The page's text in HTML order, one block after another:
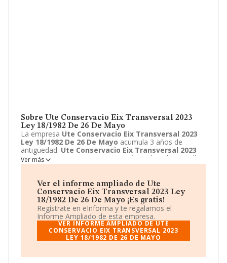
Sobre Ute Conservacio Eix Transversal 2023
Ley 18/1982 De 26 De Mayo
La empresa Ute Conservacio Eix Transversal 2023
Ley 18/1982 De 26 De Mayo acumula 3 años de
antigüedad. Ute Conservacio Eix Transversal 2023
Ley 18/1982 De 26 De Mayo
está emplazada en Calle
Mercuri, 30 - 32, Cornella de Llobregat, Barcelona.
actividades asociativas n.c.o.p.. La empresa
Conservacio Eix Transversal 2023 Ley 18/1982 De
26 De Mayoes Unión temporal de empresas.
Ver más
Ver el informe ampliado de Ute
Conservacio Eix Transversal 2023 Ley
18/1982 De 26 De Mayo ¡Es gratis!
Regístrate en eInforma y te regalamos el
Informe Ampliado de esta empresa.
VER INFORME AMPLIADO DE UTE
CONSERVACIO EIX TRANSVERSAL 2023
LEY 18/1982 DE 26 DE MAYO